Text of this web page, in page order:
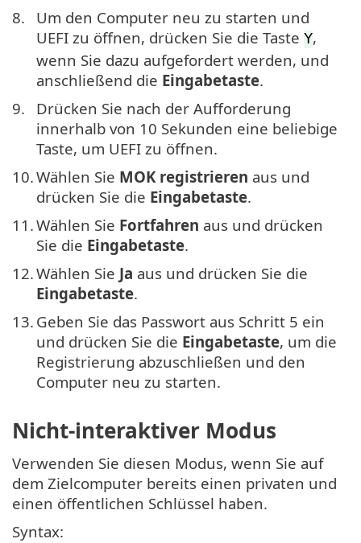
8.
Um den Computer neu zu starten und
UEFI zu öffnen, drücken Sie die Taste Y,
wenn Sie dazu aufgefordert werden, und
anschließend die Eingabetaste.
9.
Drücken Sie nach der Aufforderung
innerhalb von 10 Sekunden eine beliebige
Taste, um UEFI zu öffnen.
10.Wählen Sie MOK registrieren aus und
drücken Sie die Eingabetaste.
11.Wählen Sie Fortfahren aus und drücken
Sie die Eingabetaste.
12.Wählen Sie Ja aus und drücken Sie die
Eingabetaste.
13. Geben Sie das Passwort aus Schritt 5 ein
und drücken Sie die Eingabetaste, um die
Registrierung abzuschließen und den
Computer neu zu starten.
Nicht-interaktiver Modus
Verwenden Sie diesen Modus, wenn Sie auf
dem Zielcomputer bereits einen privaten und
einen öffentlichen Schlüssel haben.
Syntax: